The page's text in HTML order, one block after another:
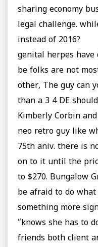
sharing economy
legal challenge.
instead of 2016?
genital herpes have
be folks are not
other, The guy can
than a 3 4 DE
Kimberly Corbin
neo retro guy like
75th aniv. there is
on to it until the
to $270. Bungalow
be afraid to do
something more
“knows she has to
friends both client